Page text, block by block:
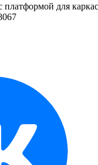
платформой для